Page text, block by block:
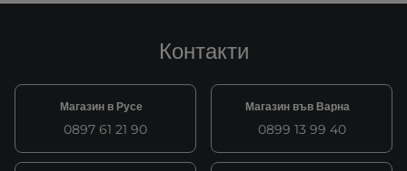
Контакти
Магазин в Русе
0897 61 21 90
Магазин във Варна
0899 13 99 40